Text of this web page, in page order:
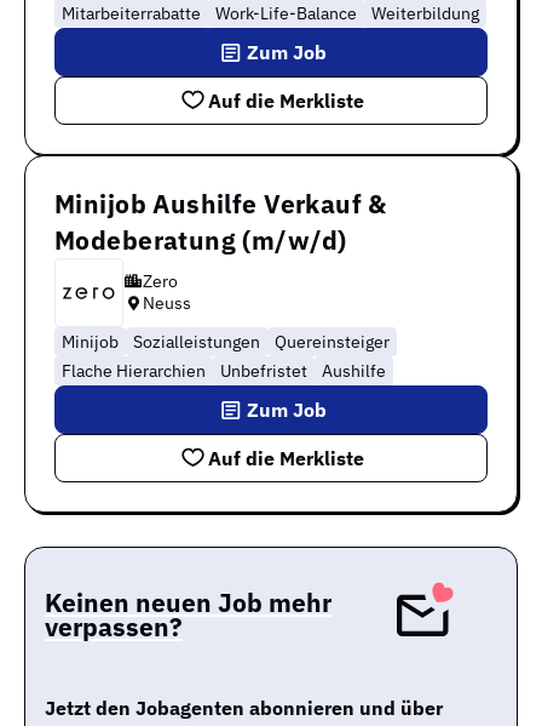
Mitarbeiterrabatte
Work-Life-Balance Weiterbildung
Auf die Merkliste
Zum Job
Minijob Aushilfe Verkauf &
Modeberatung (m/w/d)
Zero
Neuss
Minijob
Sozialleistungen
Quereinsteiger
Flache Hierarchien
Unbefristet Aushilfe
Auf die Merkliste
Zum Job
Keinen neuen Job mehr
verpassen?
Jetzt den Jobagenten abonnieren und über